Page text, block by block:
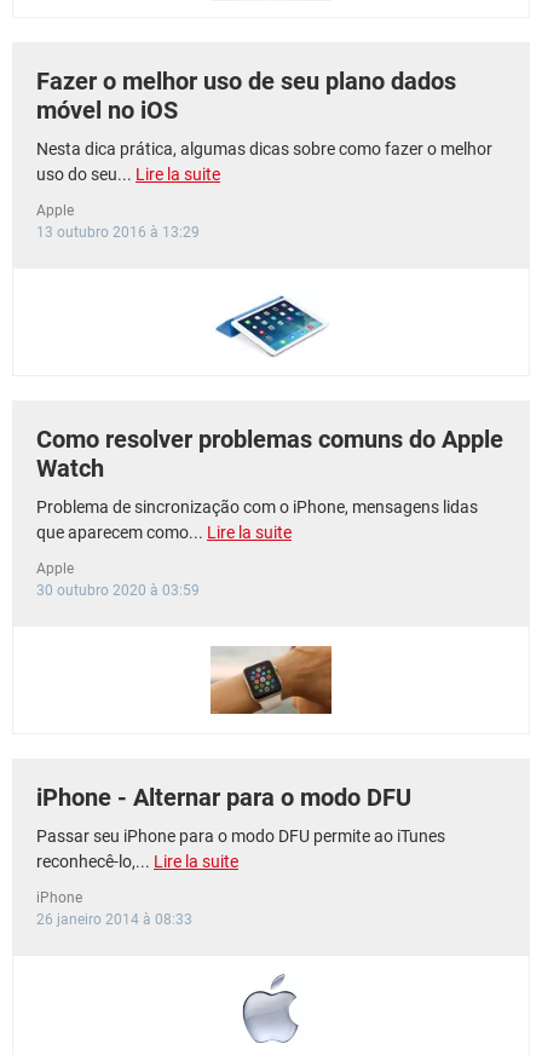
Fazer o melhor uso de seu plano dados
móvel no iOS
Nesta dica prática, algumas dicas sobre como fazer o melhor
uso do seu... Lire la suite
Apple
13 outubro 2016 à 13:29
Como resolver problemas comuns do Apple
Watch
Problema de sincronização com o iPhone, mensagens lidas
que aparecem como... Lire la suite
Apple
30 outubro 2020 à 03:59
iPhone - Alternar para o modo DFU
Passar seu iPhone para o modo DFU permite ao iTunes
reconhecê-lo,... Lire la suite
iPhone
26 janeiro 2014 à 08:33